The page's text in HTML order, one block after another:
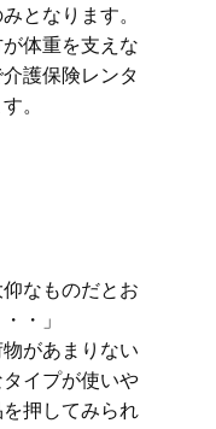
となります。
体重を支えな
護保険レンタ
。
なものだとお
・」
があまりない
イプが使いや
押してみられ